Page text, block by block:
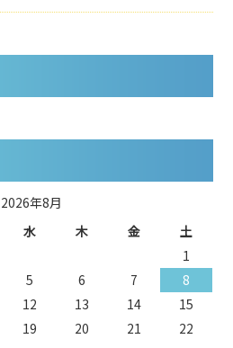
2026年8月
水 木 金
土
1
5 6 7
8
12 13 14
15
19 20 21
22